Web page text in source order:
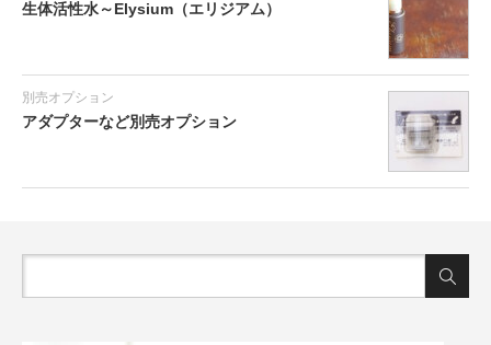
生体活性水～Elysium（エリジアム）
別売オプション
アダプターなど別売オプション